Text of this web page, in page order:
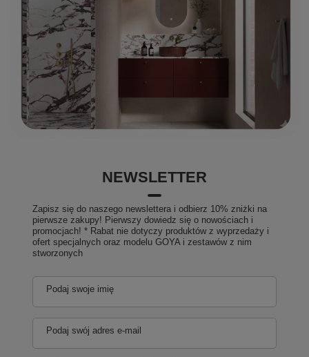
NEWSLETTER
Zapisz się do naszego newslettera i odbierz 10% zniżki na
pierwsze zakupy! Pierwszy dowiedz się o nowościach i
promocjach! * Rabat nie dotyczy produktów z wyprzedaży i
ofert specjalnych oraz modelu GOYA i zestawów z nim
stworzonych
Podaj swoje imię
Podaj swój adres e-mail